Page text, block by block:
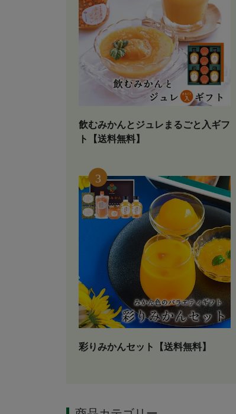
飲むみかんとジュレまるごと入ギフ
ト【送料無料】
彩りみかんセット【送料無料】